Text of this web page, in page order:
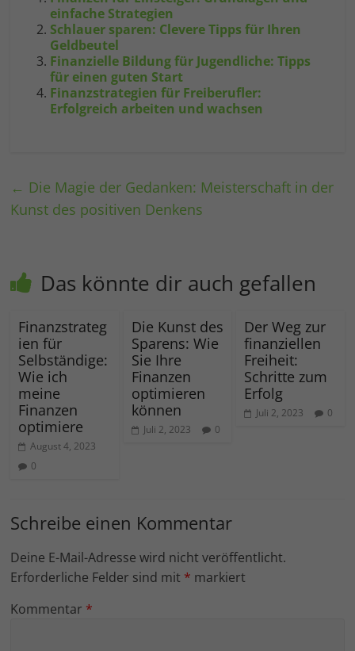
einfache Strategien
Schlauer sparen: Clevere Tipps für Ihren
Geldbeutel
Finanzielle Bildung für Jugendliche: Tipps
für einen guten Start
Finanzstrategien für Freiberufler:
Erfolgreich arbeiten und wachsen
← Die Magie der Gedanken: Meisterschaft in der
Kunst des positiven Denkens
Das könnte dir auch gefallen
Finanzstrateg
ien für
Selbständige:
Wie ich
meine
Finanzen
optimiere
August 4, 2023
0
Die Kunst des
Sparens: Wie
Sie Ihre
Finanzen
optimieren
können
Juli 2, 2023 0
Der Weg zur
finanziellen
Freiheit:
Schritte zum
Erfolg
Juli 2, 2023 0
Schreibe einen Kommentar
Deine E-Mail-Adresse wird nicht veröffentlicht.
Erforderliche Felder sind mit * markiert
Kommentar *